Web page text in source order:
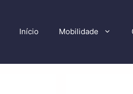
Início Mobilidade